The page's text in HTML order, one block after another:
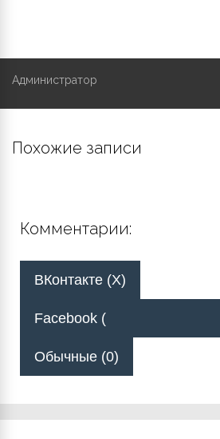
Администратор
Похожие записи
Комментарии:
ВКонтакте (X)
Facebook (
Обычные (0)